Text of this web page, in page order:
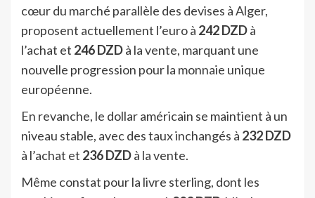
cœur du marché parallèle des devises à Alger,
proposent actuellement l’euro à 242 DZDà
l’achat et 246 DZDà la vente, marquant une
nouvelle progression pour la monnaie unique
européenne.
En revanche, le dollar américain se maintient à un
niveau stable, avec des taux inchangés à 232 DZD
à l’achat et 236 DZDà la vente.
Même constat pour la livre sterling, dont les